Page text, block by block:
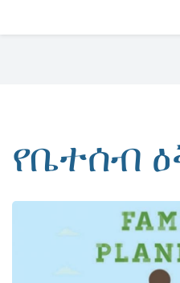
የቤተሰብ